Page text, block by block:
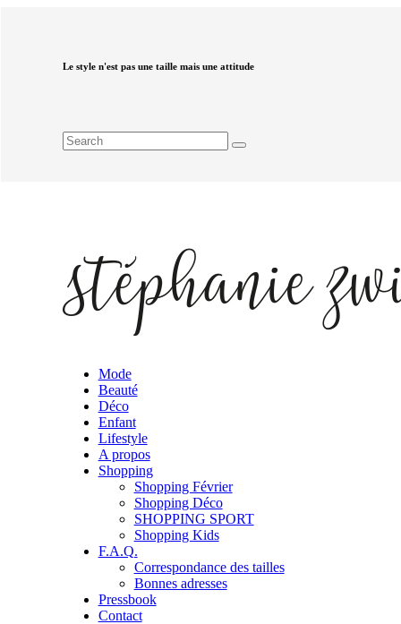
Le style n'est pas une taille mais une attitude
Mode
Beauté
Déco
Enfant
Lifestyle
A propos
Shopping
Shopping Février
Shopping Déco
SHOPPING SPORT
Shopping Kids
F.A.Q.
Correspondance des tailles
Bonnes adresses
Pressbook
Contact